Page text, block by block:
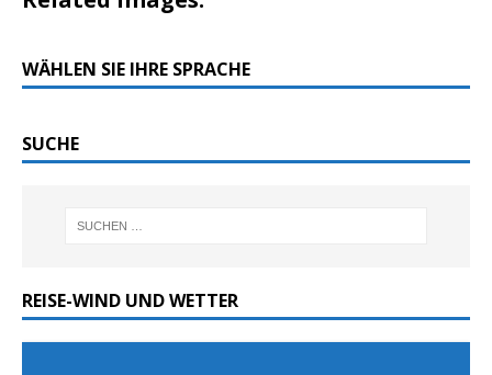
WÄHLEN SIE IHRE SPRACHE
SUCHE
REISE-WIND UND WETTER